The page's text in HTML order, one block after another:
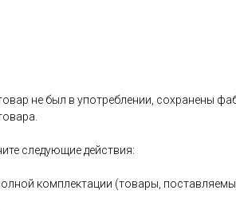
не был в употреблении, сохранены
следующие действия:
комплектации (товары,